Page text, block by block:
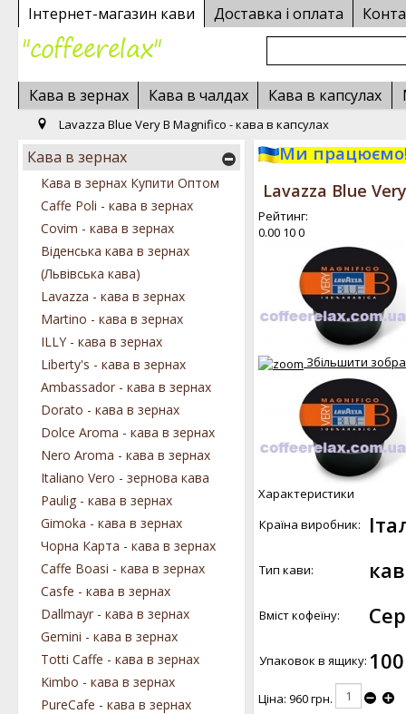
Інтернет-магазин кави Доставка і оплата
Кава в зернах Кава в чалдах Кава в капсулах
Lavazza Blue Very B Magnifico - кава в капсулах
Ми працюємо!
Lavazza Blue
Рейтинг:
0.00 100
Збільшити
Характеристики
Країна виробник:
Тип кави:
Вміст кофеїну:
Упаковок в ящику:
Ціна: 960 грн.
Кава в зернах
Кава в зернах Купити Оптом
Caffe Poli - кава в зернах
Covim - кава в зернах
Віденська кава в зернах
(Львівська кава)
Lavazza - кава в зернах
Martino - кава в зернах
ILLY - кава в зернах
Liberty's - кава в зернах
Ambassador - кава в зернах
Dorato - кава в зернах
Dolce Aroma - кава в зернах
Nero Aroma - кава в зернах
Italiano Vero - зернова кава
Paulig - кава в зернах
Gimoka - кава в зернах
Чорна Карта - кава в зернах
Caffe Boasi - кава в зернах
Casfe - кава в зернах
Dallmayr - кава в зернах
Gemini - кава в зернах
Totti Caffe - кава в зернах
Kimbo - кава в зернах
PureCafe - кава в зернах